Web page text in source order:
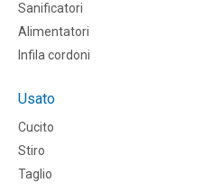
Sanificatori
Alimentatori
Infila cordoni
Usato
Cucito
Stiro
Taglio